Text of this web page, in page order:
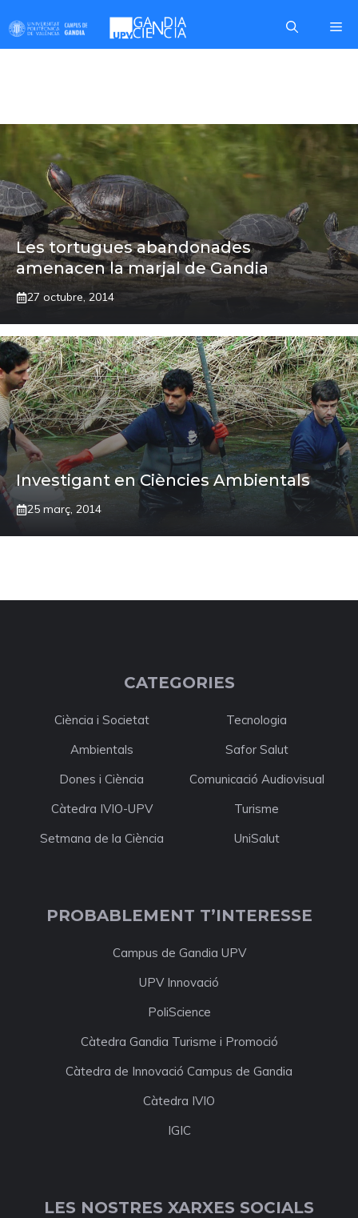
to
content
Les tortugues abandonades
amenacen la marjal de Gandia
27 octubre, 2014
Investigant en Ciències Ambientals
25 març, 2014
CATEGORIES
Ciència i Societat
Tecnologia
Ambientals
Safor Salut
Dones i Ciència
Comunicació Audiovisual
Càtedra IVIO-UPV
Turisme
Setmana de la Ciència
UniSalut
PROBABLEMENT T’INTERESSE
Campus de Gandia UPV
UPV Innovació
PoliScience
Càtedra Gandia Turisme i Promoció
Càtedra de Innovació Campus de Gandia
Càtedra IVIO
IGIC
LES NOSTRES XARXES SOCIALS